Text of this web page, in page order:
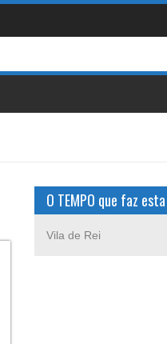
O TEMPO que faz
Vila de Rei